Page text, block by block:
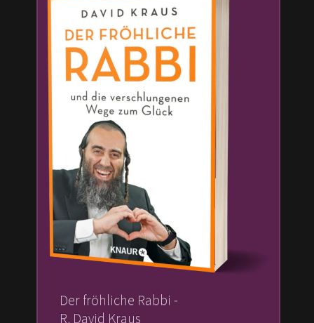
Der fröhliche Rabbi -
R. David Kraus